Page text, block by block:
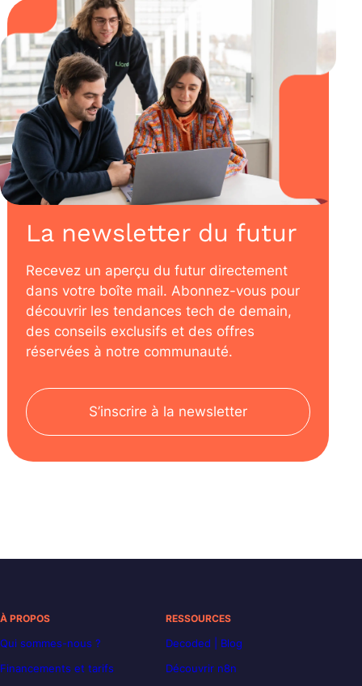
La newsletter du futur
Recevez un aperçu du futur directement
dans votre boîte mail. Abonnez-vous pour
découvrir les tendances tech de demain,
des conseils exclusifs et des offres
réservées à notre communauté.
S’inscrire à la newsletter
À PROPOS
Qui sommes-nous ?
Financements et tarifs
RESSOURCES
Decoded | Blog
Découvrir n8n